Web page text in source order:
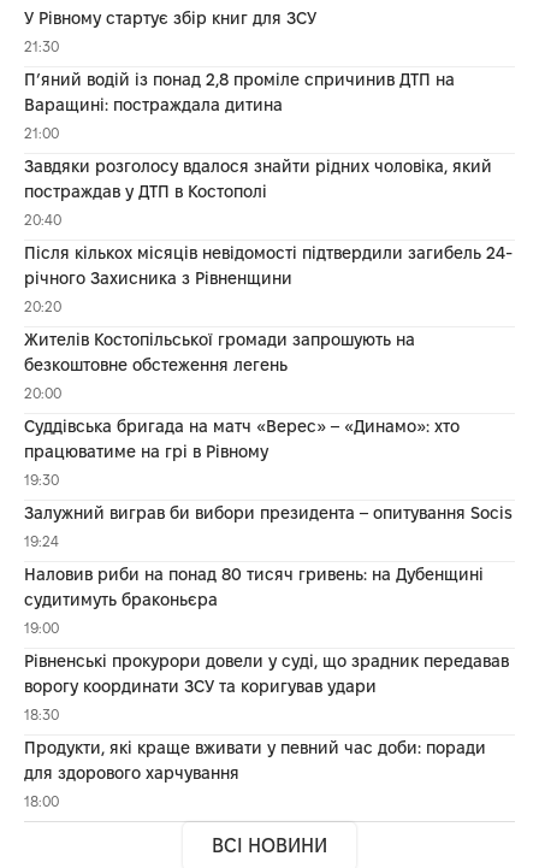
У Рівному стартує збір книг для ЗСУ
21:30
П’яний водій із понад 2,8 проміле спричинив ДТП на
Варащині: постраждала дитина
21:00
Завдяки розголосу вдалося знайти рідних чоловіка, який
постраждав у ДТП в Костополі
20:40
Після кількох місяців невідомості підтвердили загибель 24-
річного Захисника з Рівненщини
20:20
Жителів Костопільської громади запрошують на
безкоштовне обстеження легень
20:00
Суддівська бригада на матч «Верес» – «Динамо»: хто
працюватиме на грі в Рівному
19:30
Залужний виграв би вибори президента – опитування Socis
19:24
Наловив риби на понад 80 тисяч гривень: на Дубенщині
судитимуть браконьєра
19:00
Рівненські прокурори довели у суді, що зрадник передавав
ворогу координати ЗСУ та коригував удари
18:30
Продукти, які краще вживати у певний час доби: поради
для здорового харчування
18:00
ВСІ НОВИНИ